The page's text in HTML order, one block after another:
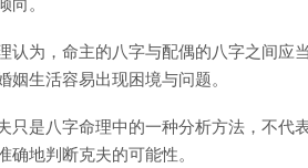
向。
认为，命主的八字与配偶的八字之间应
姻生活容易出现困境与问题。
只是八字命理中的一种分析方法，不代
确地判断克夫的可能性。